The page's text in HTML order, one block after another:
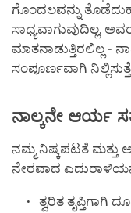
ಗೊಂದಲವನ್ನು
ಸಾಧ್ಯವಾಗುವುದಿಲ್ಲ.
ಮಾತನಾಡುತ್ತಿರಲಿಲ್ಲ -
ಸಂಪೂರ್ಣವಾಗಿ
ನಾಲ್ಕನೇ ಆರ್ಯ
ನಮ್ಮ ನಿಷ್ಕಪಟತೆ ಮತ್ತು
ನೇರವಾದ
ತ್ವರಿತ ತೃಪ್ತಿಗಾಗಿ